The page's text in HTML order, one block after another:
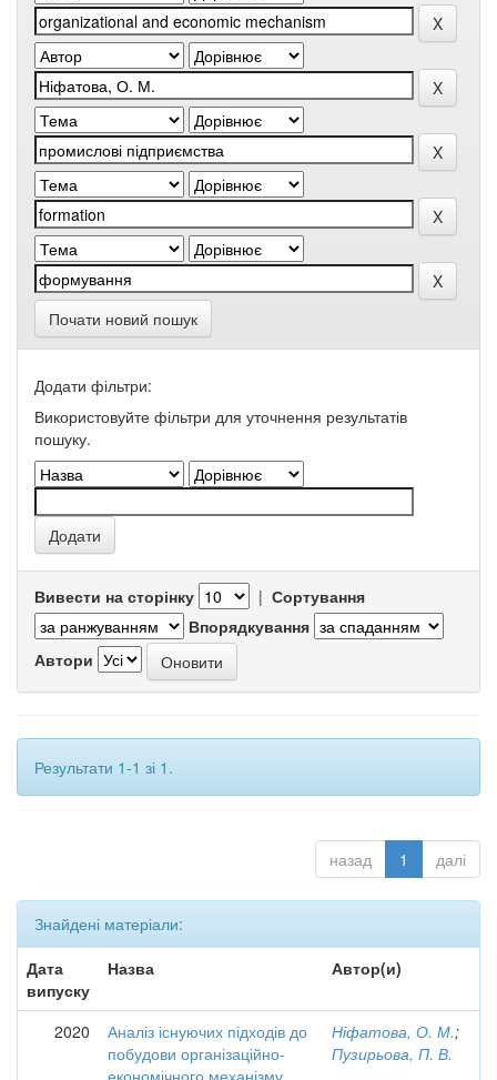
Почати новий пошук
Додати фільтри:
Використовуйте фільтри для уточнення результатів
пошуку.
Вивести на сторінку | Сортування
Впорядкування
Автори
Результати 1-1 зі 1.
назад 1 далі
Знайдені матеріали:
Дата
випуску
Назва Автор(и)
2020
Аналіз існуючих підходів до
побудови організаційно-
економічного механізму
Ніфатова, О. М.;
Пузирьова, П. В.